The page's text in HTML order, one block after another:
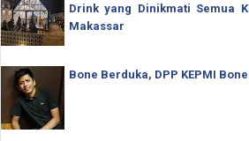
Drink yang Dinikmati Semua
Makassar
Bone Berduka, DPP KEPMI